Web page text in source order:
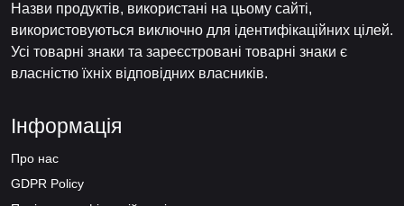
Назви продуктів, використані на цьому сайті,
використовуються виключно для ідентифікаційних цілей.
Усі товарні знаки та зареєстровані товарні знаки є
власністю їхніх відповідних власників.
Інформація
Про нас
GDPR Policy